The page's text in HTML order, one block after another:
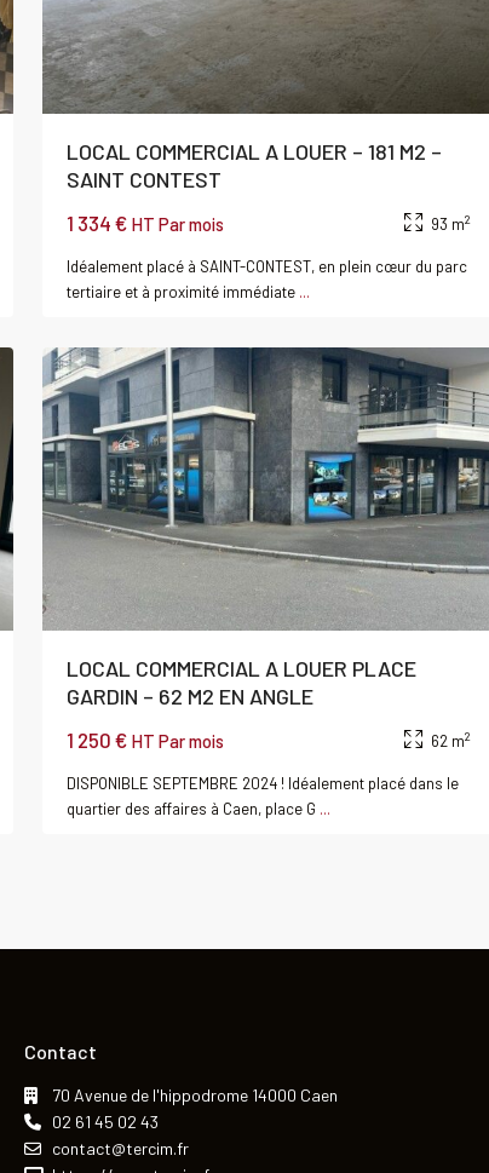
LOCAL COMMERCIAL A LOUER – 181 M2 –
SAINT CONTEST
1 334 € HT Par mois 93 m2
Idéalement placé à SAINT-CONTEST, en plein cœur du parc
tertiaire et à proximité immédiate ...
LOCAL COMMERCIAL A LOUER PLACE
GARDIN – 62 M2 EN ANGLE
1 250 € HT Par mois 62 m2
DISPONIBLE SEPTEMBRE 2024 ! Idéalement placé dans le
quartier des affaires à Caen, place G ...
Louer
Local
commercial
Contact
70 Avenue de l'hippodrome 14000 Caen
02 61 45 02 43
contact@tercim.fr